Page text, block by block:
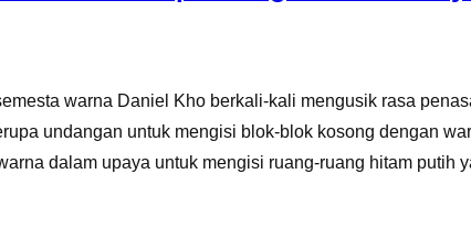
warna Daniel Kho berkali-kali mengusik rasa
undangan untuk mengisi blok-blok kosong dengan
dalam upaya untuk mengisi ruang-ruang hitam putih